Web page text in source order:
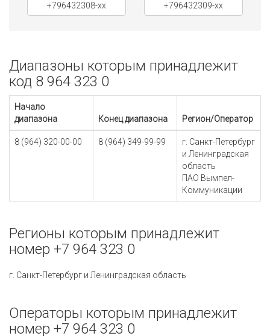
+796432308-xx +796432309-xx
Диапазоны которым принадлежит
код 8 964 323 0
Начало
диапазона
Конец диапазона Регион/Оператор
8 (964) 320-00-00 8 (964) 349-99-99
г. Санкт-Петербург
и Ленинградская
область
ПАО Вымпел-
Коммуникации
Регионы которым принадлежит
номер +7 964 323 0
г. Санкт-Петербург и Ленинградская область
Операторы которым принадлежит
номер +7 964 323 0